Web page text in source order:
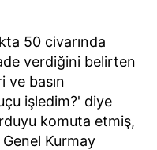
50 civarında
verdiğini belirten
ve basın
işledim?' diye
komuta etmiş,
Kurmay